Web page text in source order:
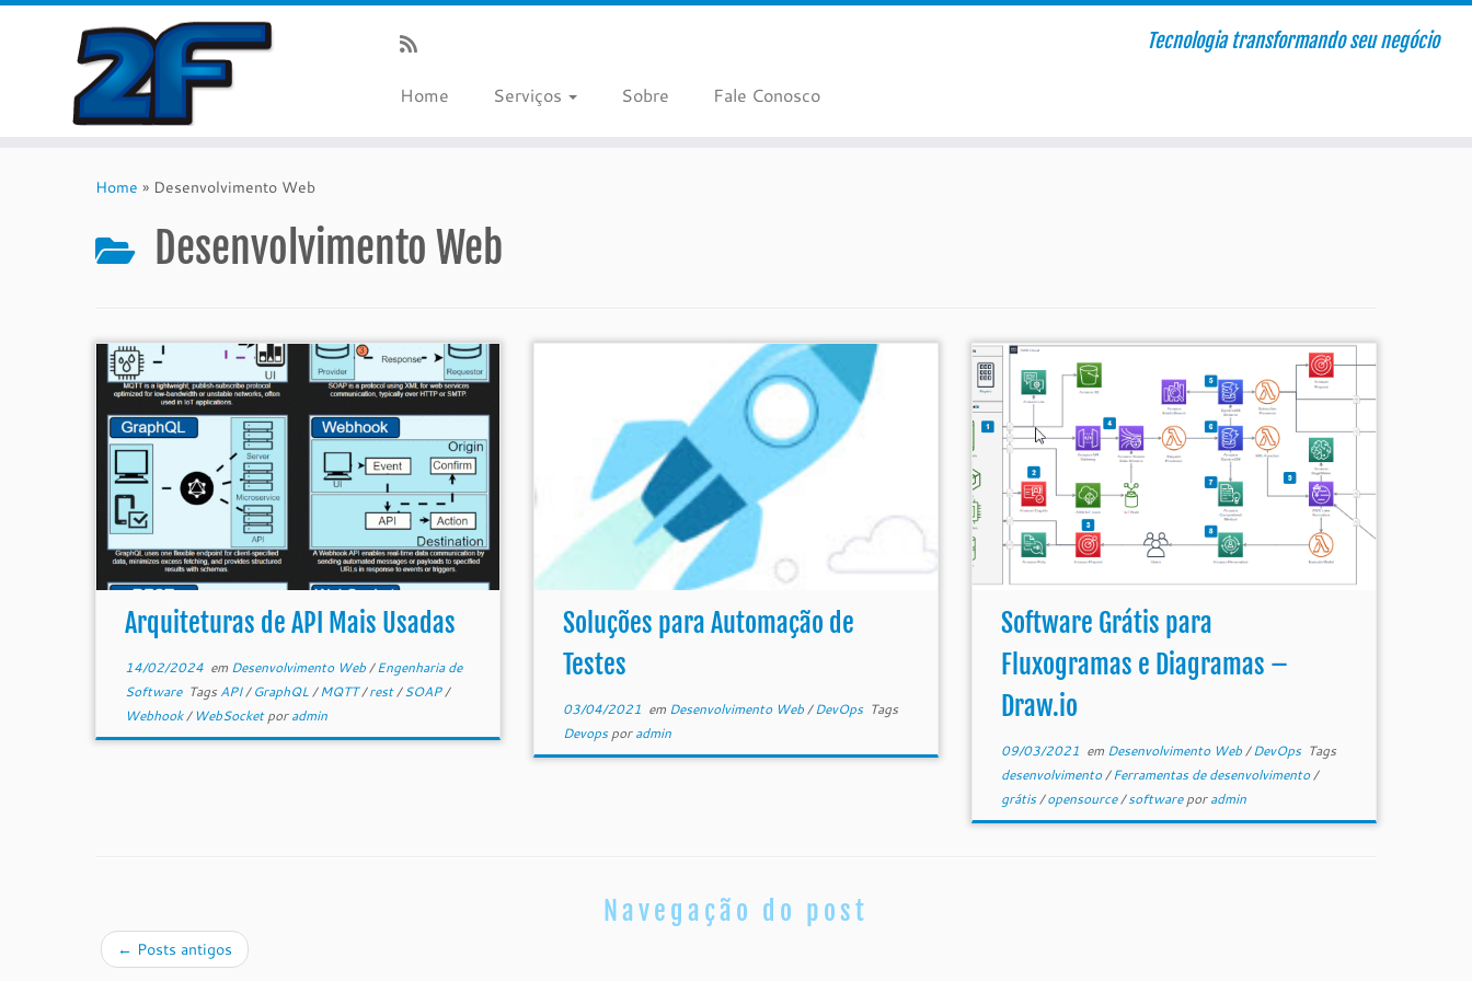
Tecnologia transformando seu negócio
Home Serviços Sobre Fale Conosco
Home » Desenvolvimento Web
Desenvolvimento Web
Arquiteturas de API Mais Usadas
14/02/2024em Desenvolvimento Web/Engenharia de
Software Tags API/GraphQL/MQTT/rest/SOAP/
Webhook/ WebSocketporadmin
Soluções para Automação de
Testes
03/04/2021 em Desenvolvimento Web/DevOps Tags
Devopsporadmin
Software Grátis para
Fluxogramas e Diagramas –
Draw.io
09/03/2021 em Desenvolvimento Web/DevOps Tags
desenvolvimento/Ferramentas de desenvolvimento/
grátis/opensource/softwareporadmin
Navegação do post
← Posts antigos